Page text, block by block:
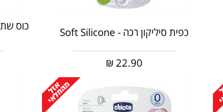
כפית סיליקון רכה - Soft Silicone
22.90
₪